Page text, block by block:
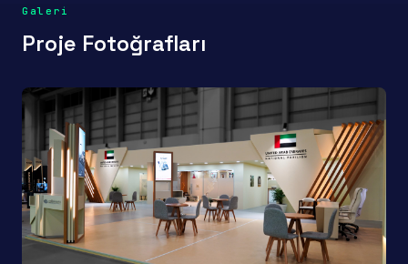
Galeri
Proje Fotoğrafları